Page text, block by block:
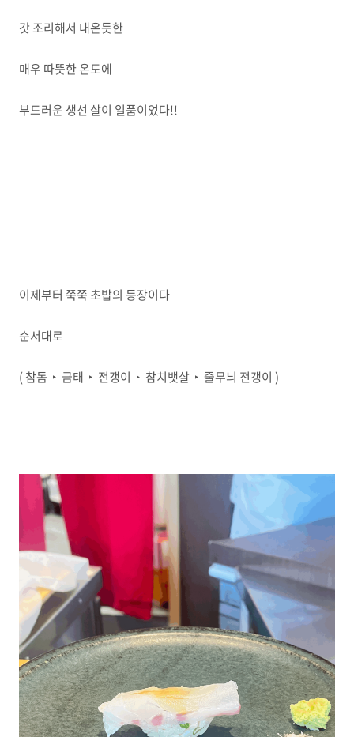
갓 조리해서 내온듯한
매우 따뜻한 온도에
부드러운 생선 살이 일품이었다!!
이제부터 쭉쭉 초밥의 등장이다
순서대로
( 참돔 ‣ 금태 ‣ 전갱이 ‣ 참치뱃살 ‣ 줄무늬 전갱이 )